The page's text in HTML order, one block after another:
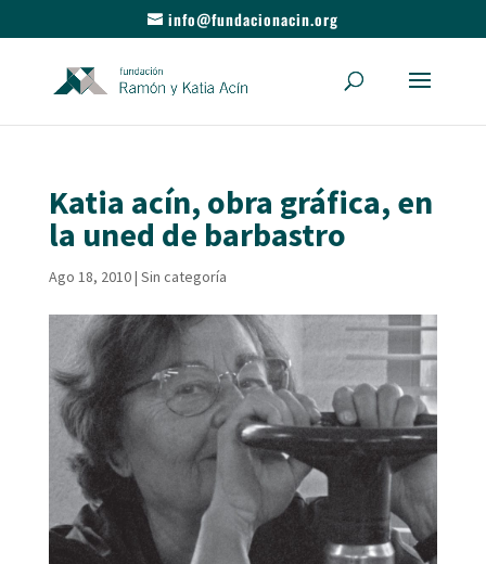
info@fundacionacin.org
Katia acín, obra gráfica, en
la uned de barbastro
Ago 18, 2010| Sin categoría